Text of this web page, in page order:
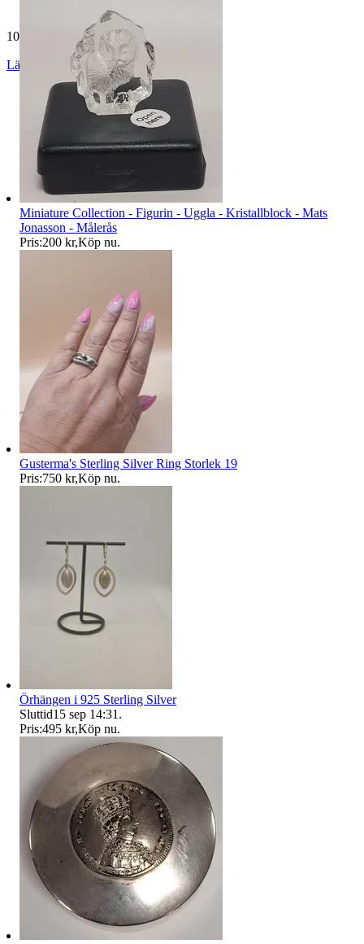
10 591 omdömen
Läs omdömen Följ
Miniature Collection - Figurin - Uggla - Kristallblock - Mats
Jonasson - Målerås
Pris:200 kr,Köp nu.
Gusterma's Sterling Silver Ring Storlek 19
Pris:750 kr,Köp nu.
Örhängen i 925 Sterling Silver
Sluttid15 sep 14:31 .
Pris:495 kr,Köp nu.